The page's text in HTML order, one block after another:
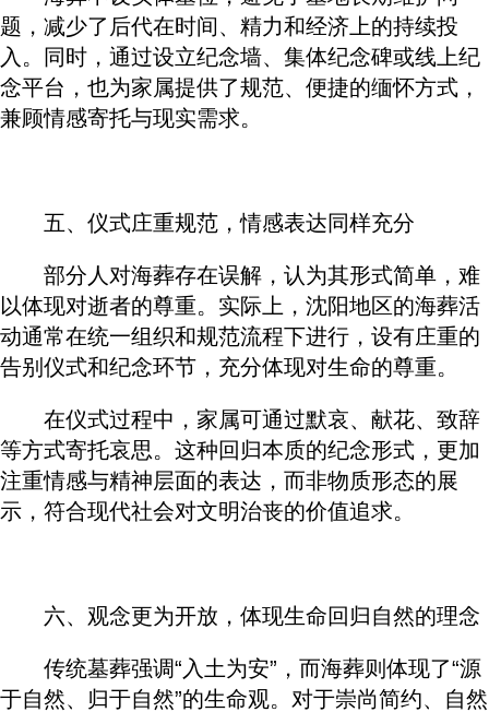
题，减少了后代在时间、精力和经济上的持续投
入。同时，通过设立纪念墙、集体纪念碑或线上纪
念平台，也为家属提供了规范、便捷的缅怀方式，
兼顾情感寄托与现实需求。
五、仪式庄重规范，情感表达同样充分
部分人对海葬存在误解，认为其形式简单，难
以体现对逝者的尊重。实际上，沈阳地区的海葬活
动通常在统一组织和规范流程下进行，设有庄重的
告别仪式和纪念环节，充分体现对生命的尊重。
在仪式过程中，家属可通过默哀、献花、致辞
等方式寄托哀思。这种回归本质的纪念形式，更加
注重情感与精神层面的表达，而非物质形态的展
示，符合现代社会对文明治丧的价值追求。
六、观念更为开放，体现生命回归自然的理念
传统墓葬强调“入土为安”，而海葬则体现了“源
于自然、归于自然”的生命观。对于崇尚简约、自然